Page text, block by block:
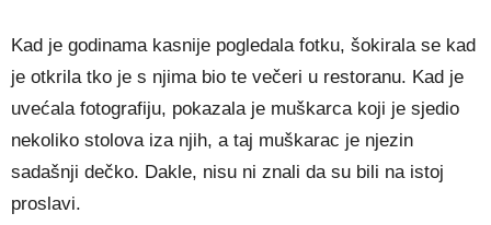
Kad je godinama kasnije pogledala fotku, šokirala se kad
je otkrila tko je s njima bio te večeri u restoranu. Kad je
uvećala fotografiju, pokazala je muškarca koji je sjedio
nekoliko stolova iza njih, a taj muškarac je njezin
sadašnji dečko. Dakle, nisu ni znali da su bili na istoj
proslavi.